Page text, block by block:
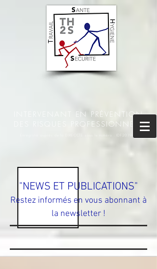
INTERVENANT EN PRÉVENTION
DES RISQUES PROFESSIONNELS
Enregistré auprès de la DIRECCTE sous le numéro : IDF201945
"NEWS ET PUBLICATIONS"
Restez informés en vous abonnant à
la newsletter !